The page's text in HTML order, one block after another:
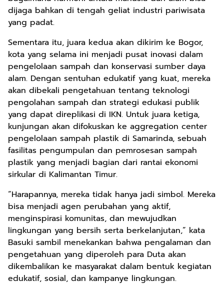
dijaga bahkan di tengah geliat industri pariwisata
yang padat.
Sementara itu, juara kedua akan dikirim ke Bogor,
kota yang selama ini menjadi pusat inovasi dalam
pengelolaan sampah dan konservasi sumber daya
alam. Dengan sentuhan edukatif yang kuat, mereka
akan dibekali pengetahuan tentang teknologi
pengolahan sampah dan strategi edukasi publik
yang dapat direplikasi di IKN. Untuk juara ketiga,
kunjungan akan difokuskan ke aggregation center
pengelolaan sampah plastik di Samarinda, sebuah
fasilitas pengumpulan dan pemrosesan sampah
plastik yang menjadi bagian dari rantai ekonomi
sirkular di Kalimantan Timur.
“Harapannya, mereka tidak hanya jadi simbol. Mereka
bisa menjadi agen perubahan yang aktif,
menginspirasi komunitas, dan mewujudkan
lingkungan yang bersih serta berkelanjutan,” kata
Basuki sambil menekankan bahwa pengalaman dan
pengetahuan yang diperoleh para Duta akan
dikembalikan ke masyarakat dalam bentuk kegiatan
edukatif, sosial, dan kampanye lingkungan.